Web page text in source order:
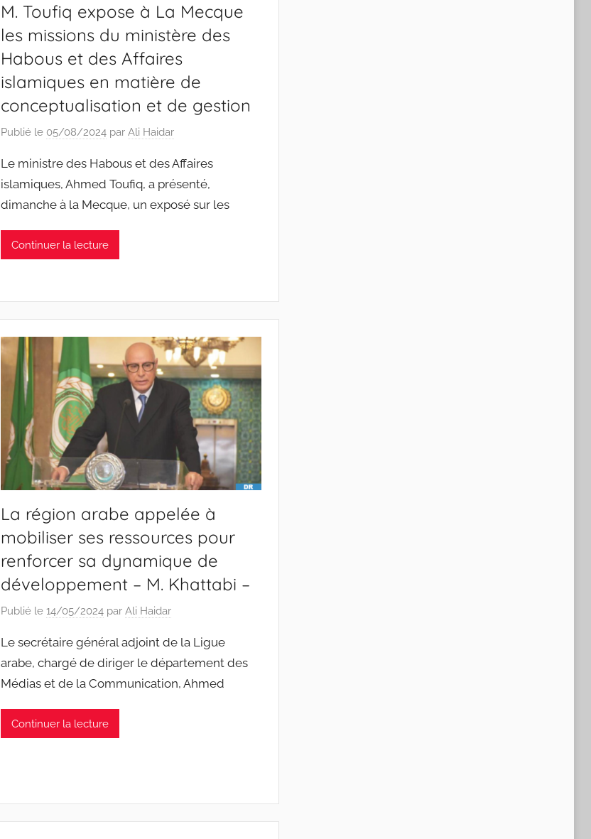
M. Toufiq expose à La Mecque
les missions du ministère des
Habous et des Affaires
islamiques en matière de
conceptualisation et de gestion
Publié le 05/08/2024 parAli Haidar
Le ministre des Habous et des Affaires
islamiques, Ahmed Toufiq, a présenté,
dimanche à la Mecque, un exposé sur les
Continuer la lecture
La région arabe appelée à
mobiliser ses ressources pour
renforcer sa dynamique de
développement – M. Khattabi –
Publié le14/05/2024 parAli Haidar
Le secrétaire général adjoint de la Ligue
arabe, chargé de diriger le département des
Médias et de la Communication, Ahmed
Continuer la lecture